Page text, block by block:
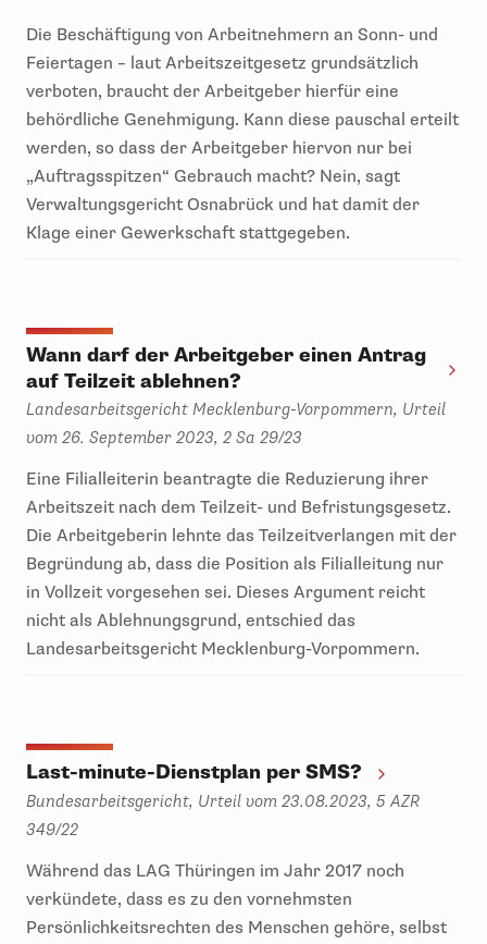
Die Beschäftigung von Arbeitnehmern an Sonn- und
Feiertagen – laut Arbeitszeitgesetz grundsätzlich
verboten, braucht der Arbeitgeber hierfür eine
behördliche Genehmigung. Kann diese pauschal erteilt
werden, so dass der Arbeitgeber hiervon nur bei
„Auftragsspitzen“ Gebrauch macht? Nein, sagt
Verwaltungsgericht Osnabrück und hat damit der
Klage einer Gewerkschaft stattgegeben.
Wann darf der Arbeitgeber einen Antrag
auf Teilzeit ablehnen?
Landesarbeitsgericht Mecklenburg-Vorpommern, Urteil
vom 26. September 2023, 2 Sa 29/23
Eine Filialleiterin beantragte die Reduzierung ihrer
Arbeitszeit nach dem Teilzeit- und Befristungsgesetz.
Die Arbeitgeberin lehnte das Teilzeitverlangen mit der
Begründung ab, dass die Position als Filialleitung nur
in Vollzeit vorgesehen sei. Dieses Argument reicht
nicht als Ablehnungsgrund, entschied das
Landesarbeitsgericht Mecklenburg-Vorpommern.
Last-minute-Dienstplan per SMS?
Bundesarbeitsgericht, Urteil vom 23.08.2023, 5 AZR
349/22
Während das LAG Thüringen im Jahr 2017 noch
verkündete, dass es zu den vornehmsten
Persönlichkeitsrechten des Menschen gehöre, selbst